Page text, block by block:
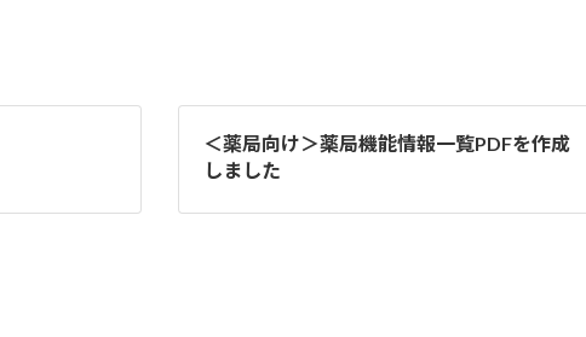
＜薬局向け＞薬局機能情報一覧PDFを作成
しました